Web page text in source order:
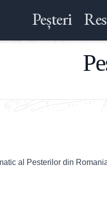
Peșteri
al Pesterilor din